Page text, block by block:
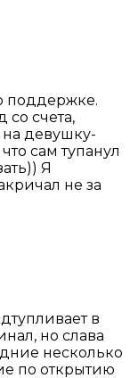
поддержке.
со счета,
девушку-
сам тупанул
Я
не за
в
но слава
несколько
по открытию